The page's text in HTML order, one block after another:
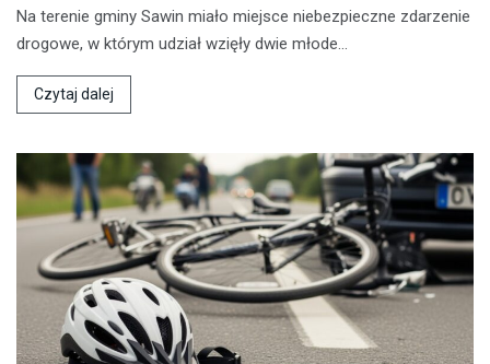
Na terenie gminy Sawin miało miejsce niebezpieczne zdarzenie
drogowe, w którym udział wzięły dwie młode…
Czytaj dalej